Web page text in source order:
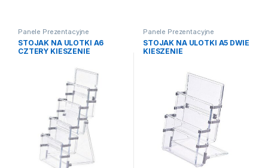
Panele Prezentacyjne
STOJAK NA ULOTKI A6
CZTERY KIESZENIE
Panele Prezentacyjne
STOJAK NA ULOTKI A5 DWIE
KIESZENIE